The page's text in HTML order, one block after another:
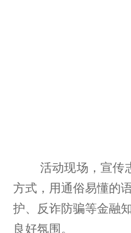
活动现场，宣传
方式，用通俗易懂的
护、反诈防骗等金融
良好氛围。